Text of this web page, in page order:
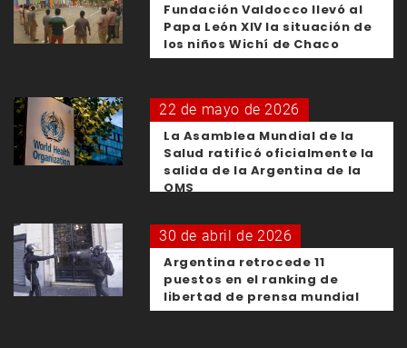
Fundación Valdocco llevó al
Papa León XIV la situación de
los niños Wichí de Chaco
22 de mayo de 2026
La Asamblea Mundial de la
Salud ratificó oficialmente la
salida de la Argentina de la
OMS
30 de abril de 2026
Argentina retrocede 11
puestos en el ranking de
libertad de prensa mundial